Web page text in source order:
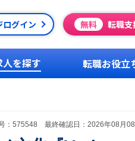
ログイン 無料 転職支
人を探す 転職お役立
：575548 最終確認日：2026年08月08